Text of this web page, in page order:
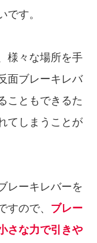
です。
様々な場所を手
面ブレーキレバ
こともできるた
てしまうことが
レーキレバーを
すので、 ブレー
さな力で引きや